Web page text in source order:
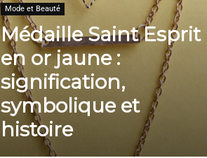
Mode et Beauté
Médaille Saint Esprit
en or jaune :
signification,
symbolique et
histoire